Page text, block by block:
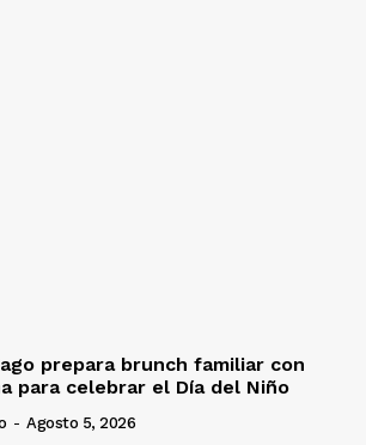
prepara brunch familiar con
para celebrar el Día del Niño
- Agosto 5, 2026